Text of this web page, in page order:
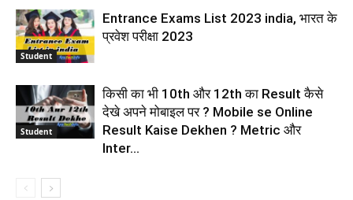
Student
Entrance Exams List 2023 india, भारत के
प्रवेश परीक्षा 2023
Student
किसी का भी 10th और 12th का Result कैसे
देखे अपने मोबाइल पर ? Mobile se Online
Result Kaise Dekhen ? Metric और
Inter...